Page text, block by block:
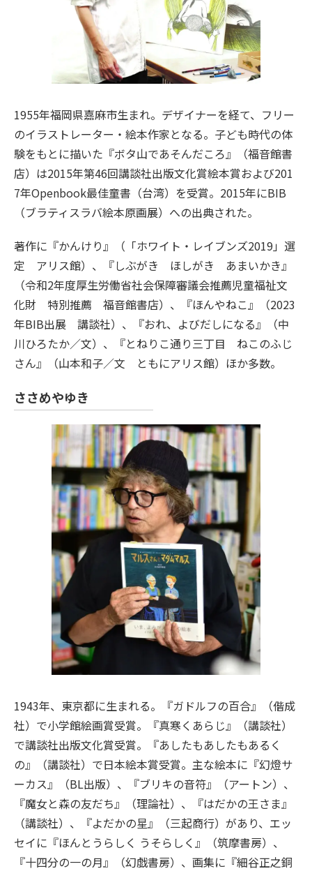
1955年福岡県嘉麻市生まれ。デザイナーを経て、フリー
のイラストレーター・絵本作家となる。子ども時代の体
験をもとに描いた『ボタ山であそんだころ』（福音館書
店）は2015年第46回講談社出版文化賞絵本賞および201
7年Openbook最佳童書（台湾）を受賞。2015年にBIB
（ブラティスラバ絵本原画展）への出典された。
著作に『かんけり』（「ホワイト・レイブンズ2019」選
定 アリス館）、『しぶがき ほしがき あまいかき』
（令和2年度厚生労働省社会保障審議会推薦児童福祉文
化財 特別推薦 福音館書店）、『ほんやねこ』（2023
年BIB出展 講談社）、『おれ、よびだしになる』（中
川ひろたか／文）、『とねりこ通り三丁目 ねこのふじ
さん』（山本和子／文 ともにアリス館）ほか多数。
ささめやゆき
1943年、東京都に生まれる。『ガドルフの百合』（偕成
社）で小学館絵画賞受賞。『真寒くあらじ』（講談社）
で講談社出版文化賞受賞。『あしたもあしたもあるく
の』（講談社）で日本絵本賞受賞。主な絵本に『幻燈サ
ーカス』（BL出版）、『ブリキの音符』（アートン）、
『魔女と森の友だち』（理論社）、『はだかの王さま』
（講談社）、『よだかの星』（三起商行）があり、エッ
セイに『ほんとうらしく うそらしく』（筑摩書房）、
『十四分の一の月』（幻戯書房）、画集に『細谷正之銅